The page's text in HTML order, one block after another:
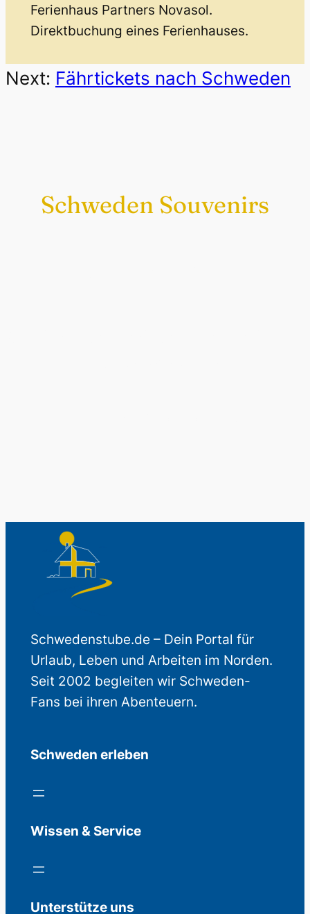
Ferienhaus Partners Novasol.
Direktbuchung eines Ferienhauses.
Next: Fährtickets nach Schweden
Schweden Souvenirs
Schwedenstube.de – Dein Portal für
Urlaub, Leben und Arbeiten im Norden.
Seit 2002 begleiten wir Schweden-
Fans bei ihren Abenteuern.
Schweden erleben
Wissen & Service
Unterstütze uns